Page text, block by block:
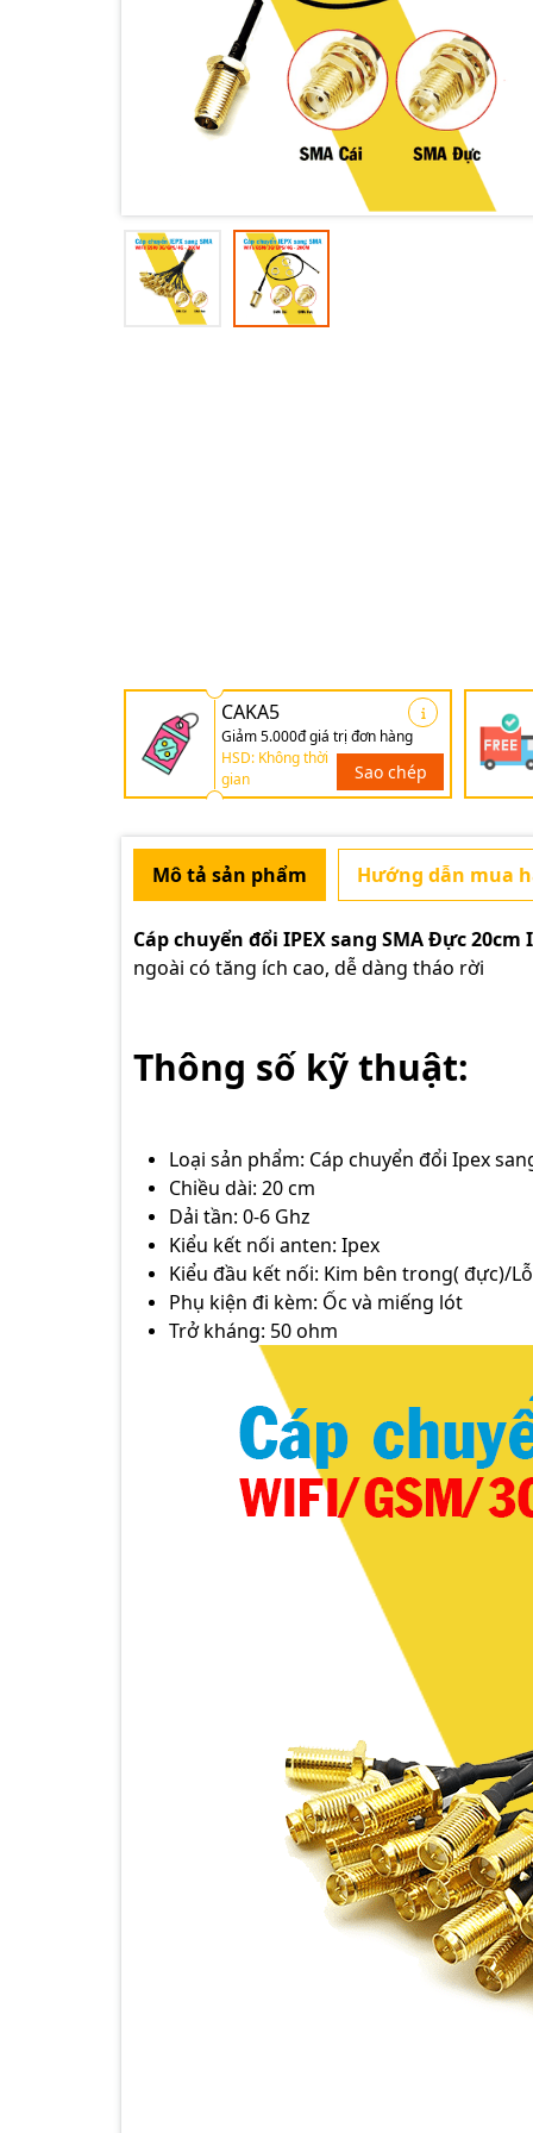
CAKA5
Giảm 5.000đ giá trị đơn hàng
HSD: Không thời
gian
Sao chép
Mô tả sản phẩm Hướng dẫn mua
Cáp chuyển đổi IPEX sang SMA Đực 20cm
ngoài có tăng ích cao, dễ dàng tháo rời
Thông số kỹ thuật:
Loại sản phẩm: Cáp chuyển đổi Ipex
Chiều dài: 20 cm
Dải tần: 0-6 Ghz
Kiểu kết nối anten: Ipex
Kiểu đầu kết nối: Kim bên trong( đực)/
Phụ kiện đi kèm: Ốc và miếng lót
Trở kháng: 50 ohm